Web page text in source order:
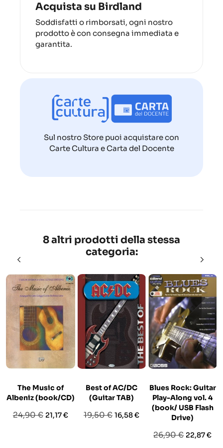
Acquista su Birdland
Soddisfatti o rimborsati, ogni nostro
prodotto è con consegna immediata e
garantita.
Sul nostro Store puoi acquistare con
Carte Cultura e Carta del Docente
8 altri prodotti della stessa
categoria:
The Music of
Albeniz (book/CD)
Prezzo
24,90 € Prezzo
21,17 €
Best of AC/DC
(Guitar TAB)
Prezzo
19,50 € Prezzo
16,58 €
Blues Rock: Guitar
Play-Along vol. 4
(book/ USB Flash
Drive)
Prezzo
26,90 € Prezzo
22,87 €